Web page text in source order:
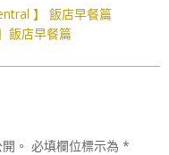
】 飯店早餐篇
飯店早餐篇
。 必填欄位標示為 *